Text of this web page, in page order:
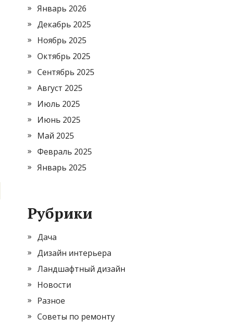
Январь 2026
Декабрь 2025
Ноябрь 2025
Октябрь 2025
Сентябрь 2025
Август 2025
Июль 2025
Июнь 2025
Май 2025
Февраль 2025
Январь 2025
Рубрики
Дача
Дизайн интерьера
Ландшафтный дизайн
Новости
Разное
Советы по ремонту